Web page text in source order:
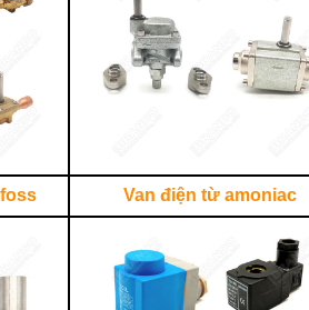
Van điện từ amoniac